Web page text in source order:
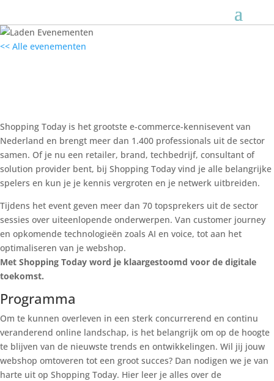
<< Alle evenementen
Shopping Today is het grootste e-commerce-kennisevent van
Nederland en brengt meer dan 1.400 professionals uit de sector
samen. Of je nu een retailer, brand, techbedrijf, consultant of
solution provider bent, bij Shopping Today vind je alle belangrijke
spelers en kun je je kennis vergroten en je netwerk uitbreiden.
Tijdens het event geven meer dan 70 topsprekers uit de sector
sessies over uiteenlopende onderwerpen. Van customer journey
en opkomende technologieën zoals AI en voice, tot aan het
optimaliseren van je webshop.
Met Shopping Today word je klaargestoomd voor de digitale
toekomst.
Programma
Om te kunnen overleven in een sterk concurrerend en continu
veranderend online landschap, is het belangrijk om op de hoogte
te blijven van de nieuwste trends en ontwikkelingen. Wil jij jouw
webshop omtoveren tot een groot succes? Dan nodigen we je van
harte uit op Shopping Today. Hier leer je alles over de